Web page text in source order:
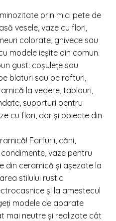
prin mici pete de
vesele, vaze cu flori,
colorate, ghivece sau
modele ieșite din comun.
gust: coșulețe sau
blaturi sau pe rafturi,
la vedere, tablouri,
suporturi pentru
cu flori, dar și obiecte din
Farfurii, căni,
vaze pentru
din ceramică și așezate la
stilului rustic.
și la amestecul
modele de aparate
mai neutre și realizate cât